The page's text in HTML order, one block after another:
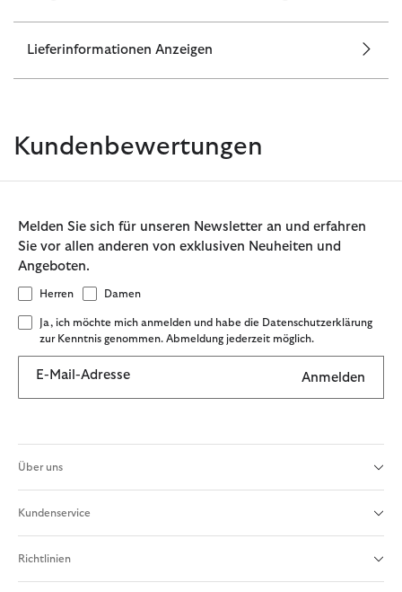
Lieferinformationen Anzeigen
Kundenbewertungen
Melden Sie sich für unseren Newsletter an und erfahren
Sie vor allen anderen von exklusiven Neuheiten und
Angeboten.
Herren Damen
Ja, ich möchte mich anmelden und habe die Datenschutzerklärung
zur Kenntnis genommen. Abmeldung jederzeit möglich.
E-Mail-Adresse Anmelden
Über uns
Kundenservice
Richtlinien